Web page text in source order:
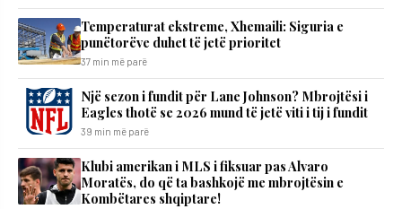
Temperaturat ekstreme, Xhemaili: Siguria e
punëtorëve duhet të jetë prioritet
37 min më parë
Një sezon i fundit për Lane Johnson? Mbrojtësi i
Eagles thotë se 2026 mund të jetë viti i tij i fundit
39 min më parë
Klubi amerikan i MLS i fiksuar pas Alvaro
Moratës, do që ta bashkojë me mbrojtësin e
Kombëtares shqiptare!